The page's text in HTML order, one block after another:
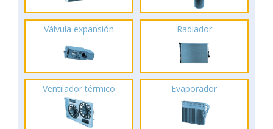
Válvula expansión Radiador
Ventilador térmico Evaporador